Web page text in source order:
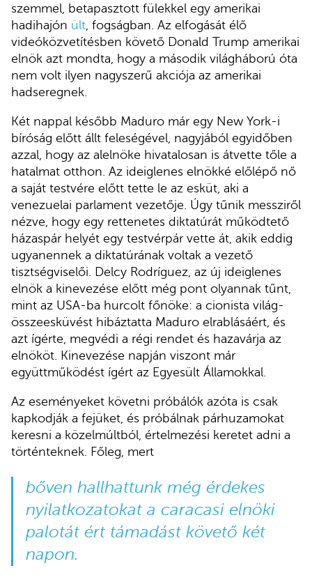
szemmel, betapasztott fülekkel egy amerikai
hadihajón ült, fogságban. Az elfogását élő
videóközvetítésben követő Donald Trump amerikai
elnök azt mondta, hogy a második világháború óta
nem volt ilyen nagyszerű akciója az amerikai
hadseregnek.
Két nappal később Maduro már egy New York-i
bíróság előtt állt feleségével, nagyjából egyidőben
azzal, hogy az alelnöke hivatalosan is átvette tőle a
hatalmat otthon. Az ideiglenes elnökké előlépő nő
a saját testvére előtt tette le az esküt, aki a
venezuelai parlament vezetője. Úgy tűnik messziről
nézve, hogy egy rettenetes diktatúrát működtető
házaspár helyét egy testvérpár vette át, akik eddig
ugyanennek a diktatúrának voltak a vezető
tisztségviselői. Delcy Rodríguez, az új ideiglenes
elnök a kinevezése előtt még pont olyannak tűnt,
mint az USA-ba hurcolt főnöke: a cionista világ-
összeesküvést hibáztatta Maduro elrablásáért, és
azt ígérte, megvédi a régi rendet és hazavárja az
elnököt. Kinevezése napján viszont már
együttműködést ígért az Egyesült Államokkal.
Az eseményeket követni próbálók azóta is csak
kapkodják a fejüket, és próbálnak párhuzamokat
keresni a közelmúltból, értelmezési keretet adni a
történteknek. Főleg, mert
bőven hallhattunk még érdekes
nyilatkozatokat a caracasi elnöki
palotát ért támadást követő két
napon.